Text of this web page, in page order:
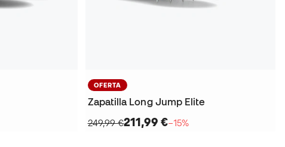
OFERTA
Zapatilla Long Jump Elite
249,99 €211,99 €−15%